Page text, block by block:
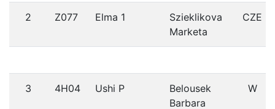
2 Z077 Elma 1
Szieklikova
Marketa
CZE
3 4H04 Ushi P
Belousek
Barbara
W